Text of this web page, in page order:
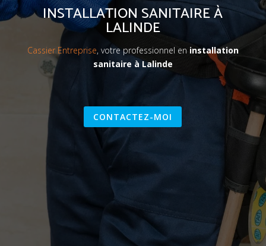
INSTALLATION SANITAIRE À
LALINDE
Cassier Entreprise, votre professionnel en installation
sanitaire à Lalinde
CONTACTEZ-MOI